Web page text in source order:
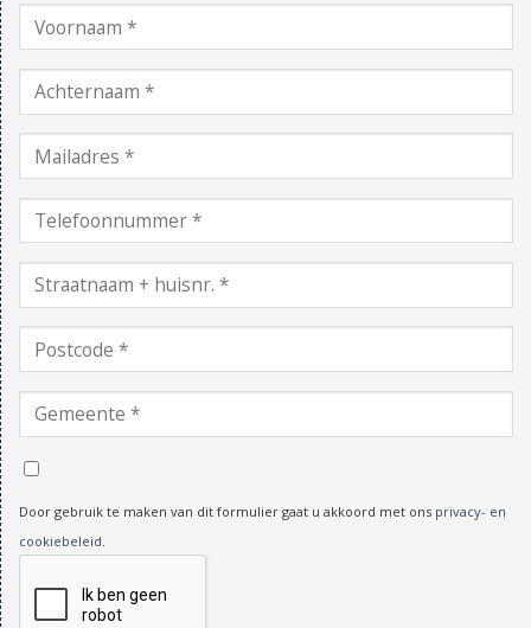
Door gebruik te maken van dit formulier gaat u akkoord met ons privacy- en
cookiebeleid.